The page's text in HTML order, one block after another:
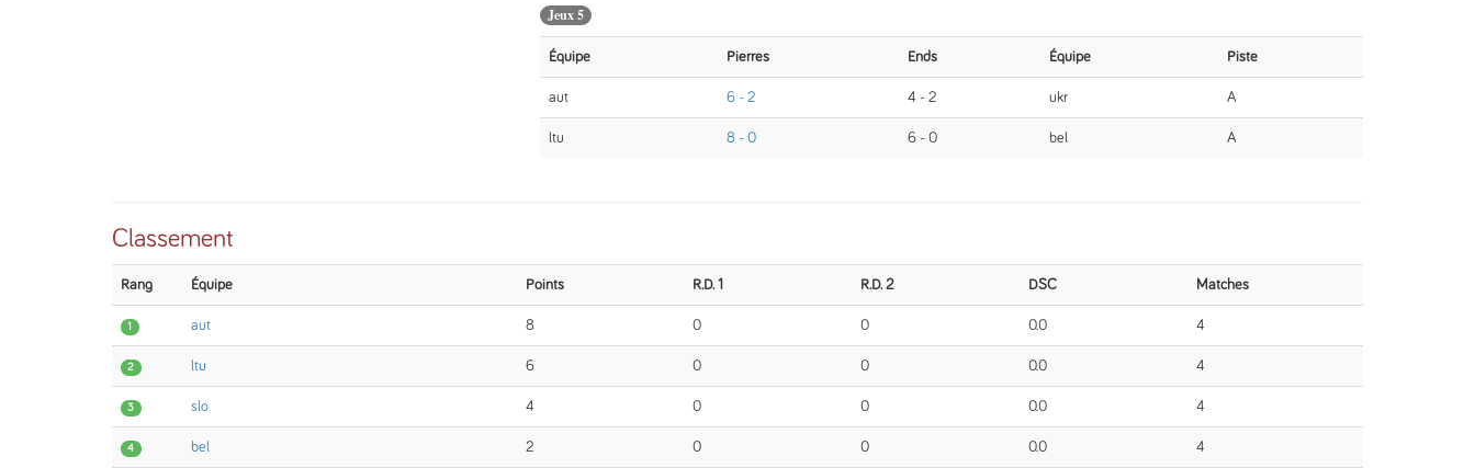
Jeux 5
Équipe Pierres Ends Équipe Piste
aut 6 - 2 4 - 2 ukr A
ltu 8 - 0 6 - 0 bel A
Classement
Rang Équipe Points R.D. 1 R.D. 2 DSC Matches
1 aut 8 0 0 0.0 4
2 ltu 6 0 0 0.0 4
3 slo 4 0 0 0.0 4
4 bel 2 0 0 0.0 4